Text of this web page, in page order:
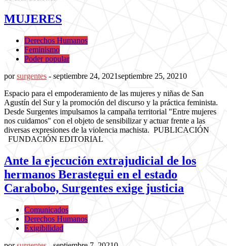
MUJERES
Derechos Humanos
Feminismo
Poder popular
porsurgentes - septiembre 24, 2021septiembre 25, 20210
Espacio para el empoderamiento de las mujeres y niñas de San
Agustín del Sur y la promoción del discurso y la práctica feminista.
Desde Surgentes impulsamos la campaña territorial "Entre mujeres
nos cuidamos" con el objeto de sensibilizar y actuar frente a las
diversas expresiones de la violencia machista. PUBLICACIÓN
FUNDACIÓN EDITORIAL
Ante la ejecución extrajudicial de los
hermanos Berastegui en el estado
Carabobo, Surgentes exige justicia
Comunicados
Derechos Humanos
Exigibilidad